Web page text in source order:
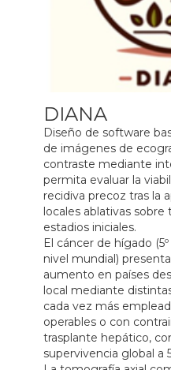
DIANA
Diseño de software
de imágenes de
contraste mediante
permita evaluar la
recidiva precoz tras la
locales ablativas
estadios iniciales.
El cáncer de hígado
nivel mundial)
aumento en países
local mediante
cada vez más
operables o con
trasplante hepático,
supervivencia global a